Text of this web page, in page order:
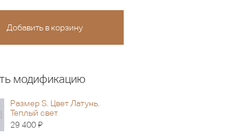
модификацию
Размер S. Цвет Латунь.
Теплый свет
29 400Я